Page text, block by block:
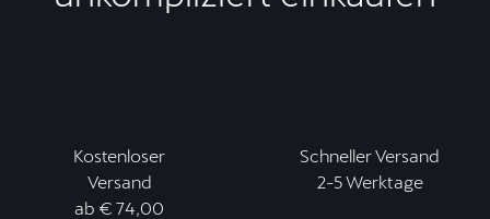
Kostenloser
Versand
ab € 74,00
Schneller Versand
2-5 Werktage